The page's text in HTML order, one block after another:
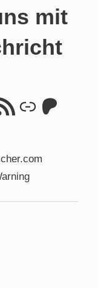
mit
Feed
Link